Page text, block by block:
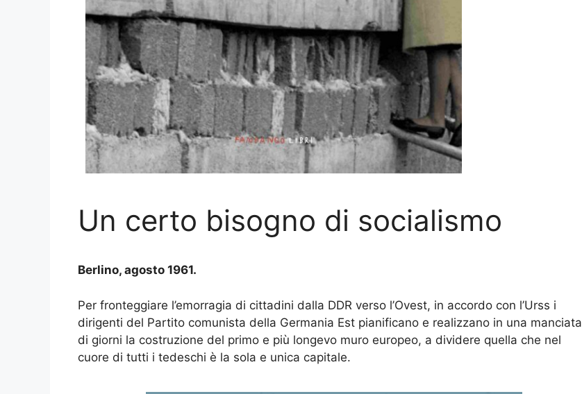
Un certo bisogno di socialismo
Berlino, agosto 1961.
Per fronteggiare l’emorragia di cittadini dalla DDR verso l’Ovest, in accordo con l’Urss i
dirigenti del Partito comunista della Germania Est pianificano e realizzano in una manciata
di giorni la costruzione del primo e più longevo muro europeo, a dividere quella che nel
cuore di tutti i tedeschi è la sola e unica capitale.